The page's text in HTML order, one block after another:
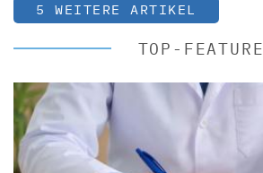
5 WEITERE ARTIKEL
TOP-FEATURE